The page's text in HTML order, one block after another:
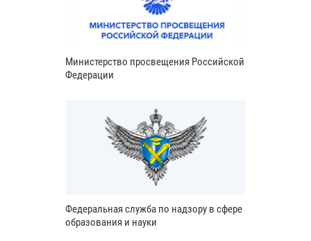
Министерство просвещения Российской
Федерации
Федеральная служба по надзору в сфере
образования и науки